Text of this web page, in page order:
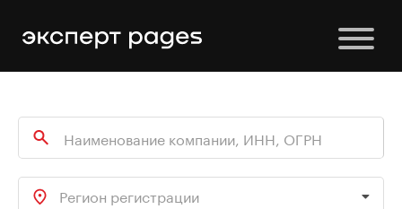
Регион регистрации